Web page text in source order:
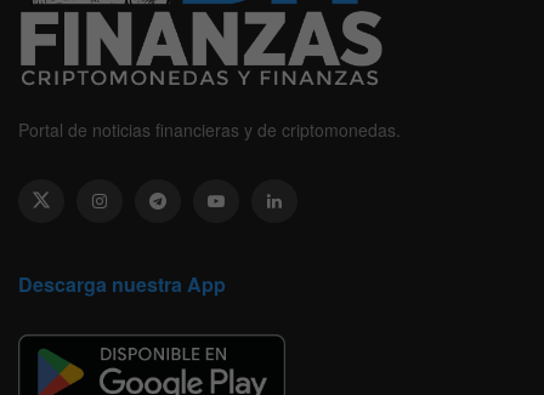
Portal de noticias financieras y de criptomonedas.
Descarga nuestra App